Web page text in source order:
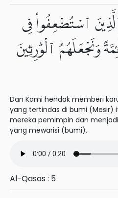
ٱسْتُضْعِفُوا۟ فِى
وَنَجْعَلَهُمُ ٱلْوَٰرِثِينَ
Dan Kami hendak memberi
yang tertindas di bumi (Mesir)
mereka pemimpin dan
yang mewarisi (bumi),
Al-Qasas : 5